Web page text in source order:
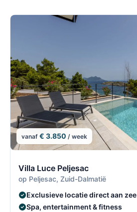
vanaf € 3.850 / week
Villa Luce Peljesac
op Peljesac, Zuid-Dalmatië
Exclusieve locatie direct aan zee
Spa, entertainment & fitness